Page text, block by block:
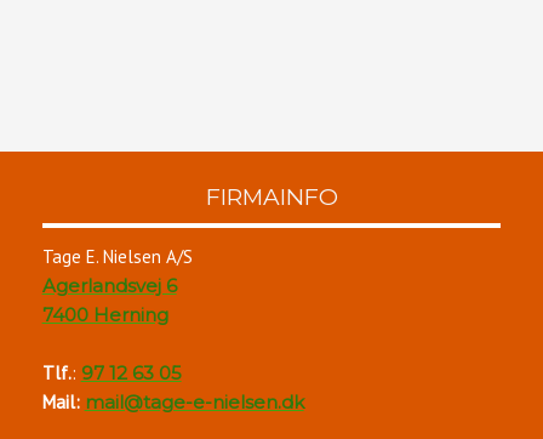
​FIRMAINFO
Tage E. Nielsen A/S
Agerlandsvej 6
7400 Herning
Tlf.: 97 12 63 05​
​Mail: mail@tage-e-nielsen.dk